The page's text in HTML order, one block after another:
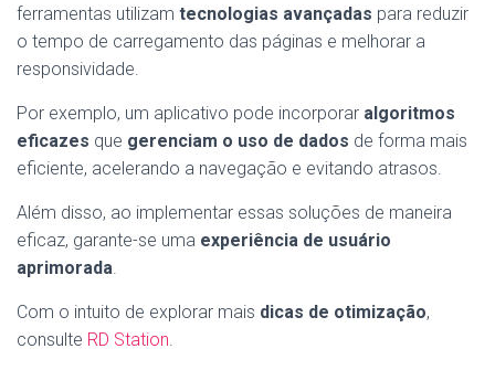
ferramentas utilizam tecnologias avançadas para reduzir
o tempo de carregamento das páginas e melhorar a
responsividade.
Por exemplo, um aplicativo pode incorporar algoritmos
eficazes que gerenciam o uso de dados de forma mais
eficiente, acelerando a navegação e evitando atrasos.
Além disso, ao implementar essas soluções de maneira
eficaz, garante-se uma experiência de usuário
aprimorada.
Com o intuito de explorar mais dicas de otimização,
consulte RD Station.